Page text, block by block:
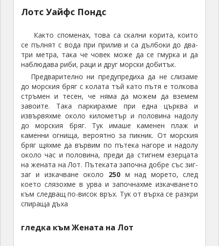
Лотс Уайфс Пондс
Както споменах, това са скални корита, които
се пълнят с вода при прилив и са дълбоки до два-
три метра, така че човек може да се гмурка и да
наблюдава риби, раци и друг морски добитък.
Предварително ни предупредиха да не слизаме
до морския бряг с колата тъй като пътя е толкова
стръмен и тесен, че няма да можем да вземем
завоите. Така паркирахме при една църква и
извървяхме около километър и половина надолу
до морския бряг. Тук имаше каменен плаж и
каменни огнища, вероятно за пикник. От морския
бряг щяхме да вървим по пътека нагоре и надолу
около час и половина, преди да стигнем езерцата
на жената на Лот. Пътеката започна добре със зиг-
заг и изкачване около 250 м над морето, след
което слязохме в урва и започнахме изкачването
към следващ по-висок връх. Тук от върха се разкри
спираща дъха
гледка към Жената на Лот